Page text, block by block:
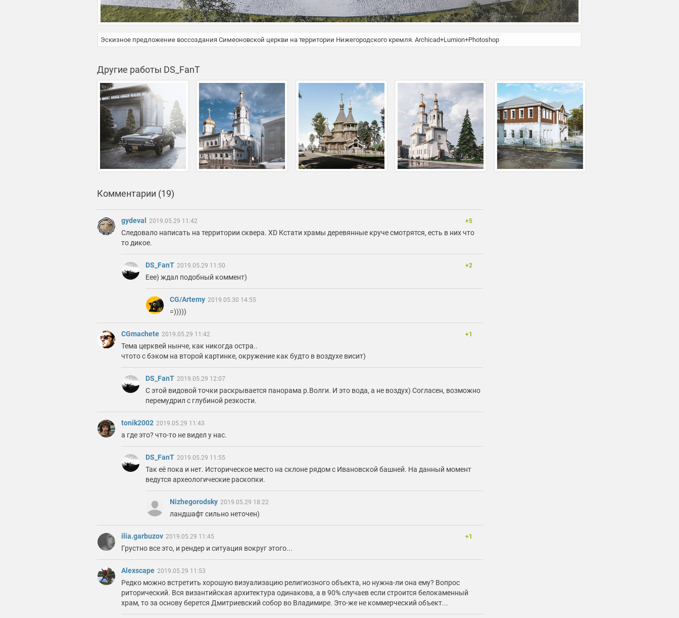
Эскизное предложение воссоздания Симеоновской церкви на территории Нижегородского кремля. Archicad+Lumion+Photoshop
Другие работы DS_FanT
Комментарии (19)
+5
gydeval 2019.05.29 11:42
Следовало написать на территории сквера. XD Кстати храмы деревянные круче смотрятся, есть в них что
то дикое.
+2
DS_FanT 2019.05.29 11:50
Еее) ждал подобный коммент)
CG/Artemy 2019.05.30 14:55
=)))))
+1
CGmachete 2019.05.29 11:42
Тема церквей нынче, как никогда остра..
чтото с бэком на второй картинке, окружение как будто в воздухе висит)
DS_FanT 2019.05.29 12:07
С этой видовой точки раскрывается панорама р.Волги. И это вода, а не воздух) Согласен, возможно
перемудрил с глубиной резкости.
tonik2002 2019.05.29 11:43
а где это? что-то не видел у нас.
DS_FanT 2019.05.29 11:55
Так её пока и нет. Историческое место на склоне рядом с Ивановской башней. На данный момент
ведутся археологические раскопки.
Nizhegorodsky 2019.05.29 18:22
ландшафт сильно неточен)
+1
ilia.garbuzov 2019.05.29 11:45
Грустно все это, и рендер и ситуация вокруг этого...
Alexscape 2019.05.29 11:53
Редко можно встретить хорошую визуализацию религиозного объекта, но нужна-ли она ему? Вопрос
риторический. Вся византийская архитектура одинакова, а в 90% случаев если строится белокаменный
храм, то за основу берется Дмитриевский собор во Владимире. Это-же не коммерческий объект...